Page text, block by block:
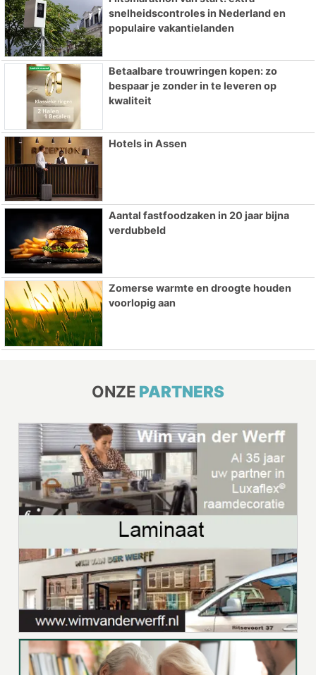
snelheidscontroles in Nederland en
populaire vakantielanden
Betaalbare trouwringen kopen: zo
bespaar je zonder in te leveren op
kwaliteit
Hotels in Assen
Aantal fastfoodzaken in 20 jaar bijna
verdubbeld
Zomerse warmte en droogte houden
voorlopig aan
ONZE PARTNERS